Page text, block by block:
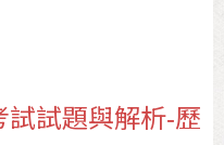
試試題與解析-歷